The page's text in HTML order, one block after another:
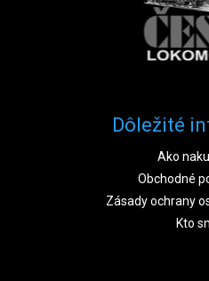
Dôležité
Ako
Obchodné
Zásady ochrany
Kto